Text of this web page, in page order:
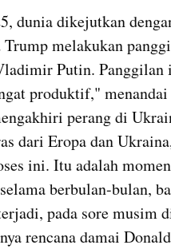
dunia dikejutkan
melakukan
Putin.
produktif,"
perang di
dari Eropa dan
ini. Itu adalah
berbulan-bulan,
pada sore musim
rencana damai